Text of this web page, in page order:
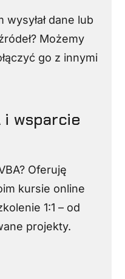
dane lub
Możemy
go z innymi
i wsparcie
Oferuję
kursie online
1:1 – od
projekty.